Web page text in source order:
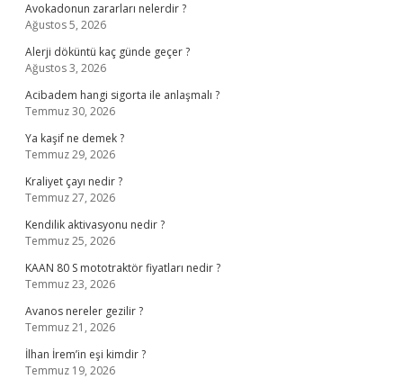
Avokadonun zararları nelerdir ?
Ağustos 5, 2026
Alerji döküntü kaç günde geçer ?
Ağustos 3, 2026
Acibadem hangi sigorta ile anlaşmalı ?
Temmuz 30, 2026
Ya kaşif ne demek ?
Temmuz 29, 2026
Kraliyet çayı nedir ?
Temmuz 27, 2026
Kendilik aktivasyonu nedir ?
Temmuz 25, 2026
KAAN 80 S mototraktör fiyatları nedir ?
Temmuz 23, 2026
Avanos nereler gezilir ?
Temmuz 21, 2026
İlhan İrem’in eşi kimdir ?
Temmuz 19, 2026